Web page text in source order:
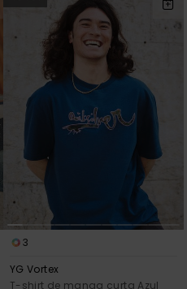
e o
de
3
YG Vortex
T-shirt de manga curta Azul